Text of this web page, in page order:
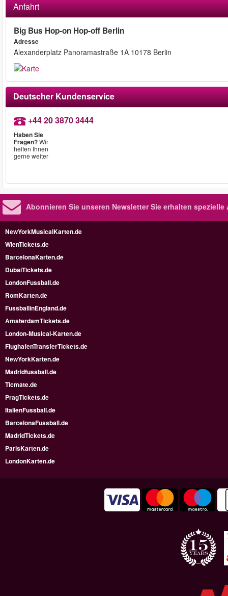
Anfahrt
Big Bus Hop-on Hop-off Berlin
Adresse
Alexanderplatz Panoramastraße 1A 10178 Berlin
Deutscher Kundenservice
+44 20 3870 3444
Haben Sie
Fragen?Wir
helfen Ihnen
gerne weiter
Abonnieren Sie unseren NewsletterSie erhalten spezielle
NewYorkMusicalKarten.de
WienTickets.de
BarcelonaKarten.de
DubaiTickets.de
LondonFussball.de
RomKarten.de
FussballinEngland.de
AmsterdamTickets.de
London-Musical-Karten.de
FlughafenTransferTickets.de
NewYorkKarten.de
Madridfussball.de
Ticmate.de
PragTickets.de
ItalienFussball.de
BarcelonaFussball.de
MadridTickets.de
ParisKarten.de
LondonKarten.de